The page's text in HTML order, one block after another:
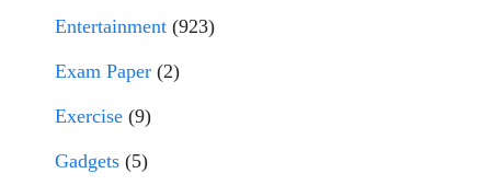
Entertainment (923)
Exam Paper (2)
Exercise (9)
Gadgets (5)